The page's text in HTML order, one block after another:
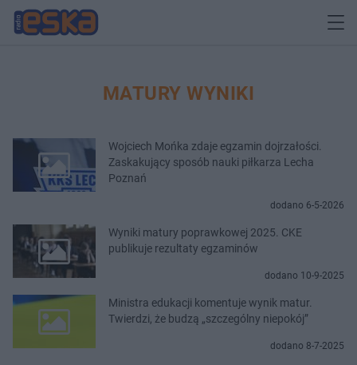
MATURY WYNIKI
Wojciech Mońka zdaje egzamin dojrzałości.
Zaskakujący sposób nauki piłkarza Lecha
Poznań
dodano 6-5-2026
Wyniki matury poprawkowej 2025. CKE
publikuje rezultaty egzaminów
dodano 10-9-2025
Ministra edukacji komentuje wynik matur.
Twierdzi, że budzą „szczególny niepokój”
dodano 8-7-2025